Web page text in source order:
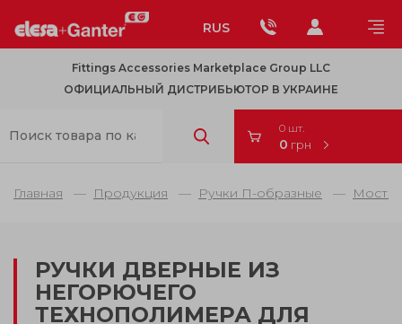
RUS
Fittings Accessories Marketplace Group LLC
ОФИЦИАЛЬНЫЙ ДИСТРИБЬЮТОР В УКРАИНЕ
0 шт.
0 грн
Главная Продукция Ручки П-образные
РУЧКИ ДВЕРНЫЕ ИЗ
НЕГОРЮЧЕГО
ТЕХНОПОЛИМЕРА ДЛЯ